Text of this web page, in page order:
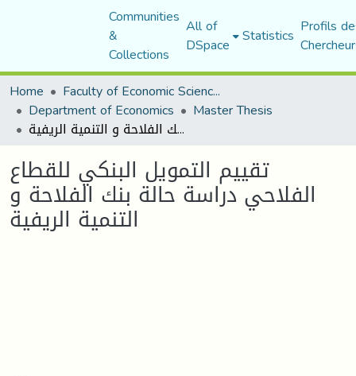
Communities
&
Collections
All of
DSpace Statistics Profils
Home
Faculty of Economic Sciences, Commerce and Management Sciences
Department of Economics Master Thesis
تقييم التمويل البنكي للقطاع الفلاحي دراسة حالة بنك الفلاحة و التنمية الريفية
تقييم التمويل البنكي للقطاع
الفلاحي دراسة حالة بنك الفلاحة و
التنمية الريفية